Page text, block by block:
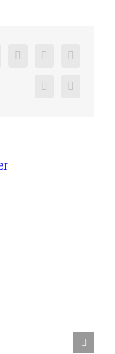
X RedditLinkedIn
PinterestVk